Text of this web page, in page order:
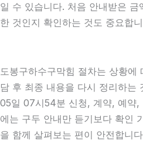
일 수 있습니다. 처음 안내받은
한 것인지 확인하는 것도 중요합
도봉구하수구막힘 절차는 상황
담 후 최종 내용을 다시 정리하는
05일 07시54분 신청, 계약, 예약,
에는 구두 안내만 듣기보다 확인
을 함께 살펴보는 편이 안전합니